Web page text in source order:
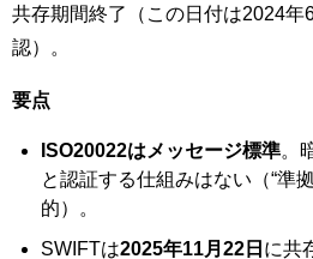
共存期間終了（この日付は2024年
認）。
要点
ISO20022はメッセージ標準。
と認証する仕組みはない（“準
的）。
SWIFTは2025年11月22日 に共